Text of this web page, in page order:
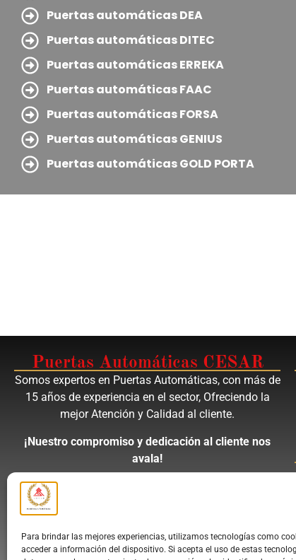
Para brindar las mejores experiencias, utilizamos tecnologías como
acceder a información del dispositivo. Si acepta el uso de estas
Puertas automáticas DEA
Puertas automáticas DITEC
Puertas automáticas ERREKA
Puertas automáticas FAAC
Puertas automáticas FORSA
Puertas automáticas GENIUS
Puertas automáticas GOLD PORTA
Puertas Automáticas CESAR
Somos expertos en Puertas Automáticas, con más de
15 años de experiencia en el sector, Ofreciendo la
mejor Atención y Calidad al cliente.
¡Nuestro compromiso y dedicación al cliente nos
avala!